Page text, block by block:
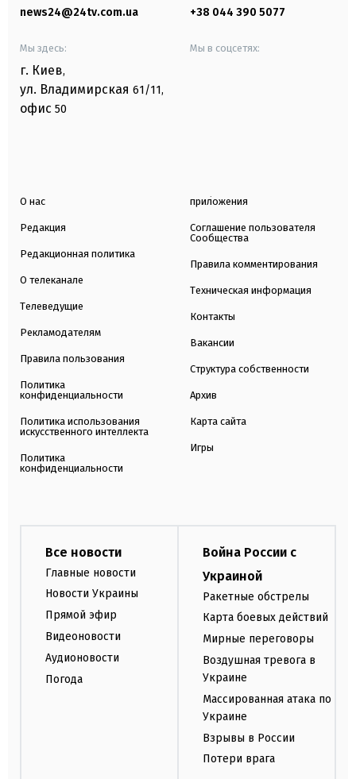
news24@24tv.com.ua +38 044 390 5077
Мы здесь:
г. Киев,
ул. Владимирская 61/11,
офис 50
Мы в соцсетях:
О нас
Редакция
Редакционная политика
О телеканале
Телеведущие
Рекламодателям
Правила пользования
Политика
конфиденциальности
Политика использования
искусственного интеллекта
Политика
конфиденциальности
приложения
Соглашение пользователя
Сообщества
Правила комментирования
Техническая информация
Контакты
Вакансии
Структура собственности
Архив
Карта сайта
Игры
Все новости
Главные новости
Новости Украины
Прямой эфир
Видеоновости
Аудионовости
Погода
Война России с
Украиной
Ракетные обстрелы
Карта боевых действий
Мирные переговоры
Воздушная тревога в
Украине
Массированная атака по
Украине
Взрывы в России
Потери врага